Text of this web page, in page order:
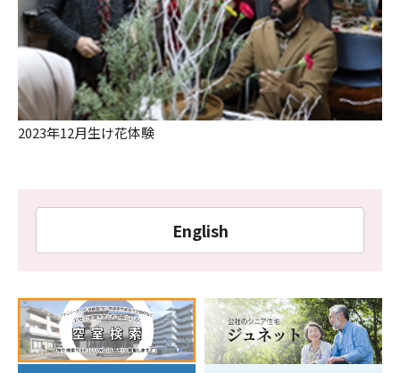
2023年12月生け花体験
English